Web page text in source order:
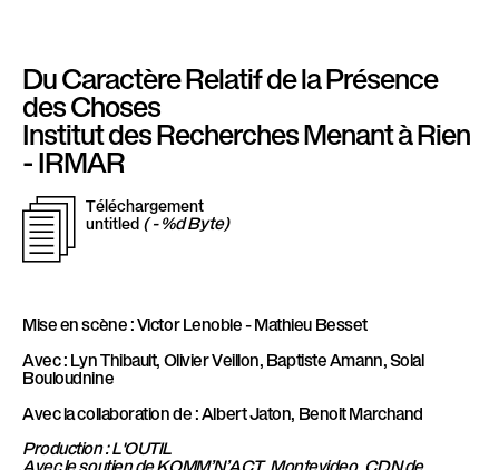
Du Caractère Relatif de la Présence
des Choses
Institut des Recherches Menant à Rien
- IRMAR
T
l
é
Téléchargement
untitled ( - %d Byte)
Mise en scène : Victor Lenoble - Mathieu Besset
Avec : Lyn Thibault, Olivier Veillon, Baptiste Amann, Solal
Bouloudnine
Avec la collaboration de : Albert Jaton, Benoit Marchand
Production : L'OUTIL
Avec le soutien de KOMM’N’ACT, Montevideo, CDN de